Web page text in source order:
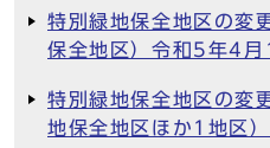
特別緑地保全地区の変
保全地区）令和5年4
特別緑地保全地区の変
地保全地区ほか1地区